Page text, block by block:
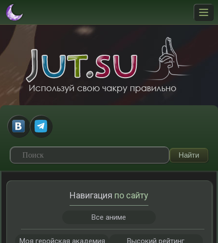
Навигация по сайту
Все аниме
Моя геройская академия
Высокий рейтинг